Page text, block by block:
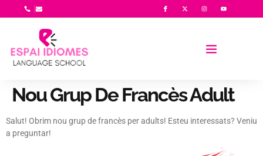
Nou Grup De Francès Adult
Salut! Obrim nou grup de francès per adults! Esteu interessats? Veniu
a preguntar!